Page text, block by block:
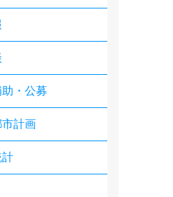
・公募
計画
計